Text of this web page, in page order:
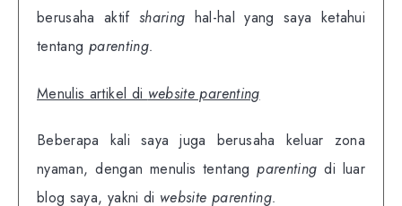
berusaha aktif sharing hal-hal yang saya ketahui
tentang parenting.
Menulis artikel di website parenting
Beberapa kali saya juga berusaha keluar zona
nyaman, dengan menulis tentangparenting di luar
blog saya, yakni di website parenting.